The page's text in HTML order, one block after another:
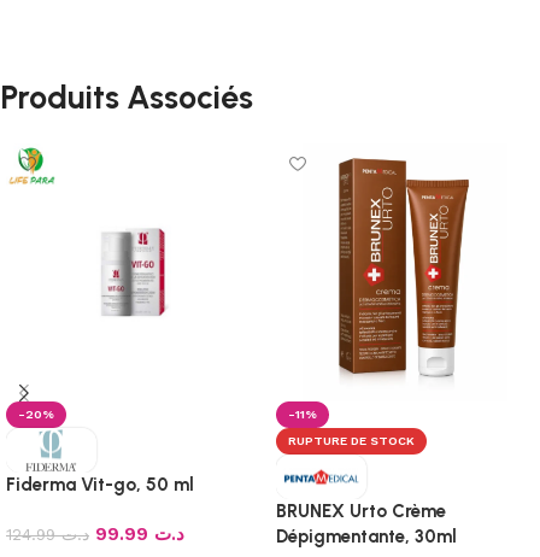
Produits Associés
-20%
Fiderma Vit-go, 50 ml
د.ت124.99 د.ت
-11%
RUPTURE DE STOCK
BRUNEX Urto Crème
Dépigmentante, 30ml